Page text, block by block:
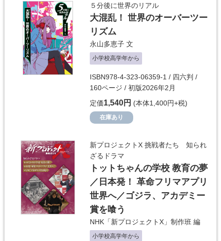
５分後に世界のリアル
大混乱！ 世界のオーバーツー
リズム
永山多恵子 文
小学校高学年から
ISBN978-4-323-06359-1 / 四六判 /
160ページ / 初版2026年2月
定価1,540円 (本体1,400円+税)
在庫あり
新プロジェクトX 挑戦者たち 知られ
ざるドラマ
トットちゃんの学校 教育の夢
／日本発！ 革命フリマアプリ
世界へ／ゴジラ、アカデミー
賞を喰う
NHK「新プロジェクトX」制作班 編
小学校高学年から